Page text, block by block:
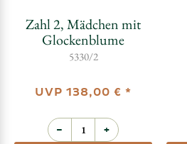
Zahl 2, Mädchen mit
Glockenblume
5330/2
UVP 138,00 € *
− +